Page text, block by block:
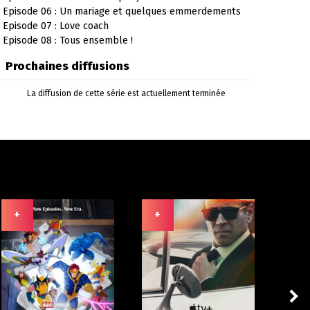
Episode 06 : Un mariage et quelques emmerdements
Episode 07 : Love coach
Episode 08 : Tous ensemble !
Prochaines diffusions
La diffusion de cette série est actuellement terminée
+ +